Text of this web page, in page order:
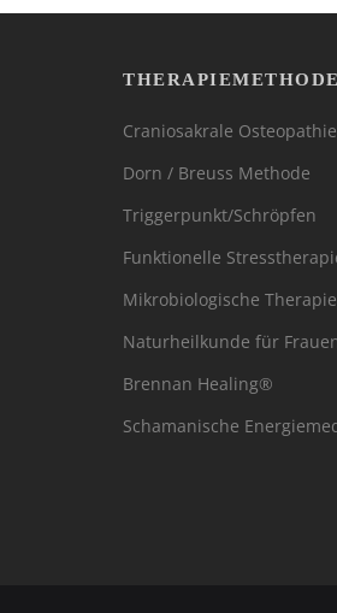
Craniosakrale Osteopathie
Dorn / Breuss Methode
Triggerpunkt/Schröpfen
Funktionelle
Mikrobiologische Therapie
Naturheilkunde für
Brennan Healing®
Schamanische